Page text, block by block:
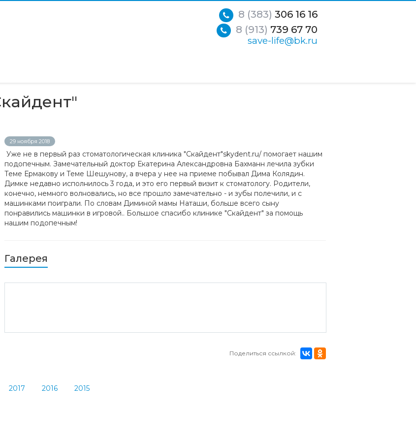
8 (383) 306 16 16
8 (913) 739 67 70
save-life@bk.ru
29 ноября 2018
Уже не в первый раз стоматологическая клиника "Скайдент"skydent.ru/ помогает нашим
подопечным. Замечательный доктор Екатерина Александровна Бахманн лечила зубки
Теме Ермакову и Теме Шешунову, а вчера у нее на приеме побывал Дима Колядин.
Димке недавно исполнилось 3 года, и это его первый визит к стоматологу. Родители,
конечно, немного волновались, но все прошло замечательно - и зубы полечили, и с
машинками поиграли. По словам Диминой мамы Наташи, больше всего сыну
понравились машинки в игровой.. Большое спасибо клинике "Скайдент" за помощь
нашим подопечным!
Галерея
Поделиться ссылкой:
2017 2016 2015